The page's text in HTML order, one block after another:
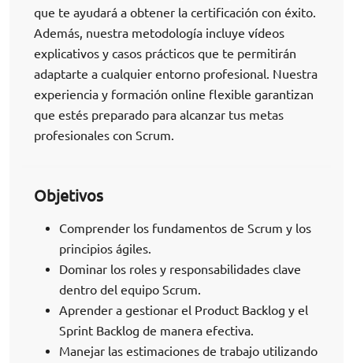
que te ayudará a obtener la certificación con éxito.
Además, nuestra metodología incluye vídeos
explicativos y casos prácticos que te permitirán
adaptarte a cualquier entorno profesional. Nuestra
experiencia y formación online flexible garantizan
que estés preparado para alcanzar tus metas
profesionales con Scrum.
Objetivos
Comprender los fundamentos de Scrum y los
principios ágiles.
Dominar los roles y responsabilidades clave
dentro del equipo Scrum.
Aprender a gestionar el Product Backlog y el
Sprint Backlog de manera efectiva.
Manejar las estimaciones de trabajo utilizando